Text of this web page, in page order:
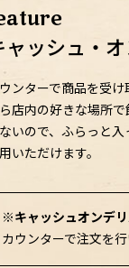
ャッシュ・
ンターで商品を受
店内の好きな場所
いので、ふらっと
いただけます。
※キャッシュオンデ
カウンターで注文を